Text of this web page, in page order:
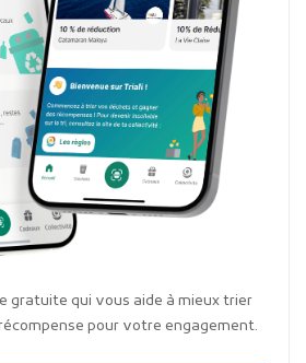
gratuite qui vous aide à mieux trier
pour votre engagement.